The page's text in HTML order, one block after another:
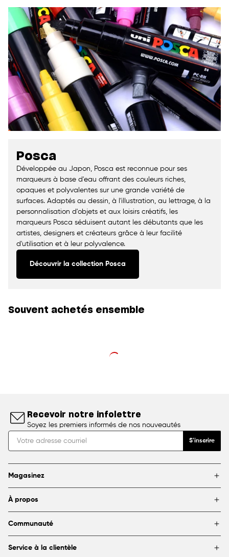
Posca
Développée au Japon, Posca est reconnue pour ses
marqueurs à base d'eau offrant des couleurs riches,
opaques et polyvalentes sur une grande variété de
surfaces. Adaptés au dessin, à l'illustration, au lettrage, à la
personnalisation d'objets et aux loisirs créatifs, les
marqueurs Posca séduisent autant les débutants que les
artistes, designers et créateurs grâce à leur facilité
d'utilisation et à leur polyvalence.
Découvrir la collection Posca
Souvent achetés ensemble
Recevoir notre infolettre
Soyez les premiers informés de nos nouveautés
S'inscrire
Magasinez
Marques
Blogue
À propos
Magasins
Partenariats et commandites
Communauté
FAQ
Service à la clientèle